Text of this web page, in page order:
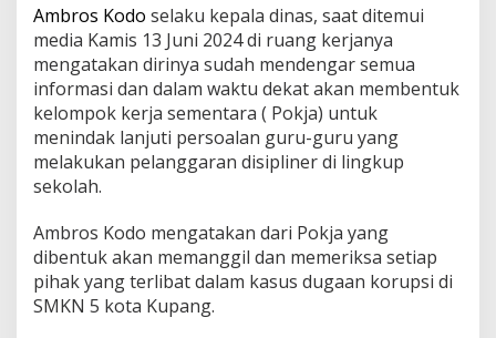
Ambros Kodo selaku kepala dinas, saat ditemui
media Kamis 13 Juni 2024 di ruang kerjanya
mengatakan dirinya sudah mendengar semua
informasi dan dalam waktu dekat akan membentuk
kelompok kerja sementara ( Pokja) untuk
menindak lanjuti persoalan guru-guru yang
melakukan pelanggaran disipliner di lingkup
sekolah.
Ambros Kodo mengatakan dari Pokja yang
dibentuk akan memanggil dan memeriksa setiap
pihak yang terlibat dalam kasus dugaan korupsi di
SMKN 5 kota Kupang.